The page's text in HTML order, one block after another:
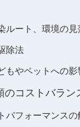
ルート、環境の見
除法
もやペットへの影
のコストバラン
パフォーマンスの